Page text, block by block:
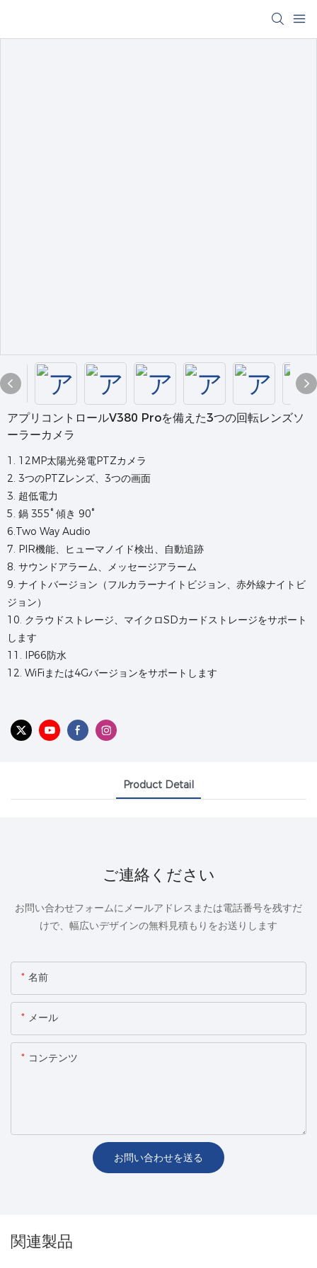
アプリコントロールV380 Proを備えた3つの回転レンズソ
ーラーカメラ
1. 12MP太陽光発電PTZカメラ
2. 3つのPTZレンズ、3つの画面
3. 超低電力
5. 鍋 355° 傾き 90°
6.Two Way Audio
7. PIR機能、ヒューマノイド検出、自動追跡
8. サウンドアラーム、メッセージアラーム
9. ナイトバージョン（フルカラーナイトビジョン、赤外線ナイトビ
ジョン）
10. クラウドストレージ、マイクロSDカードストレージをサポート
します
11. IP66防水
12. WiFiまたは4Gバージョンをサポートします
Product Detail
ご連絡ください
お問い合わせフォームにメールアドレスまたは電話番号を残すだ
けで、幅広いデザインの無料見積もりをお送りします
名前
メール
コンテンツ
お問い合わせを送る
関連製品